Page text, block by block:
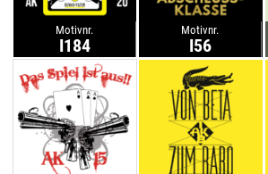
Motivnr.
I184
Motivnr.
I56